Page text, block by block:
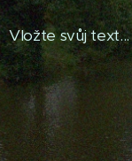
Vložte svůj text...